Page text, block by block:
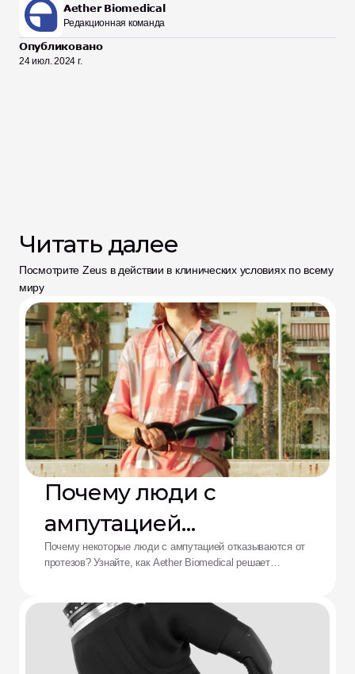
Aether Biomedical
Редакционная команда
Опубликовано
24 июл. 2024 г.
Читать далее
Посмотрите Zeus в действии в клинических условиях по всему
миру
Почему люди с
ампутацией
отказываются от
Aether
Почему некоторые люди с ампутацией отказываются от
протезов? Узнайте, как Aether Biomedical решает